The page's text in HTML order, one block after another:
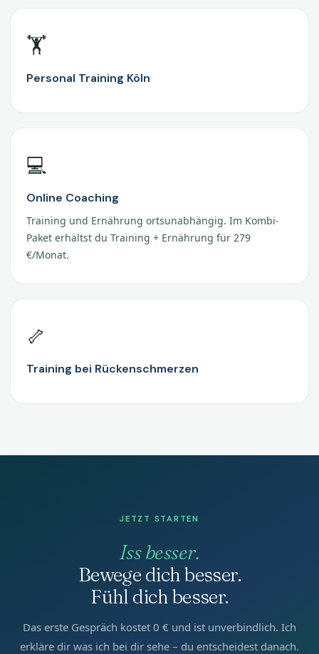
🏋️
Personal Training Köln
💻
Online Coaching
Training und Ernährung ortsunabhängig. Im Kombi-
Paket erhältst du Training + Ernährung für 279
€/Monat.
🦴
Training bei Rückenschmerzen
JETZT STARTEN
Iss besser.
Bewege dich besser.
Fühl dich besser.
Das erste Gespräch kostet 0 € und ist unverbindlich. Ich
erkläre dir was ich bei dir sehe – du entscheidest danach.